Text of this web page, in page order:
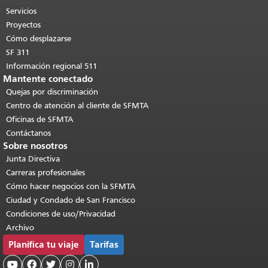
páginas.Volver al principio del
contenido principal
Servicios
Proyectos
Cómo desplazarse
SF 311
Información regional 511
Mantente conectado
Quejas por discriminación
Centro de atención al cliente de SFMTA
Oficinas de SFMTA
Contáctanos
Sobre nosotros
Junta Directiva
Carreras profesionales
Cómo hacer negocios con la SFMTA
Ciudad y Condado de San Francisco
Condiciones de uso/Privacidad
Archivo
Planifica tu viaje Tarifas
    